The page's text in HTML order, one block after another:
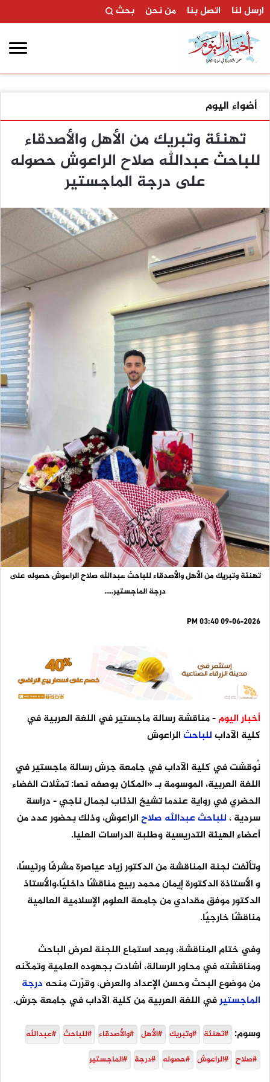
ارسل لنا اتصل بنا من نحن بحث
أضواء اليوم
تهنئة وتبريك من الأهل والأصدقاء
للباحث عبدالله صلاح الراعوش حصوله
على درجة الماجستير
تهنئة وتبريك من الأهل والأصدقاء للباحث عبدالله صلاح الراعوش حصوله على
درجة الماجستير.....
09-06-2026 03:40 PM
أخبار اليوم- مناقشة رسالة ماجستير في اللغة العربية في
كلية الآدابللباحثالراعوش
نُوقشت في كلية الآداب في جامعة جرش رسالة ماجستير في
اللغة العربية، الموسومة بـ «المكان بوصفه نصا: تمثلات الفضاء
الحضري في رواية عندما تشيخ الذئاب لجمال ناجي - دراسة
سردية ، للباحثعبدالله صلاحالراعوش، وذلك بحضور عدد من
أعضاء الهيئة التدريسية وطلبة الدراسات العليا.
وتألّفت لجنة المناقشة من الدكتور زياد عياصرة مشرفًا ورئيسًا،
و الأستاذة الدكتورة إيمان محمد ربيع مناقشًا داخليًا،والأستاذ
الدكتور موفق مقدادي من جامعة العلوم الإسلامية العالمية
مناقشًا خارجيًا.
وفي ختام المناقشة، وبعد استماع اللجنة لعرض الباحث
ومناقشته في محاور الرسالة، أشادت بجهوده العلمية وتمكّنه
من موضوع البحث وحسن الإعداد والعرض، وقرّرت منحه درجة
الماجستيرفي اللغة العربية من كلية الآداب في جامعة جرش.
وسوم: #تهنئة #وتبريك #الأهل #والأصدقاء #للباحث #عبدالله
#صلاح #الراعوش #حصوله #درجة #الماجستير